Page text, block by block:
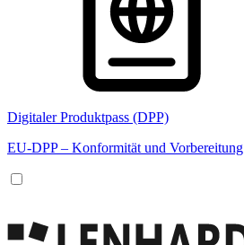
Digitaler Produktpass (DPP)
EU-DPP – Konformität und Vorbereitung